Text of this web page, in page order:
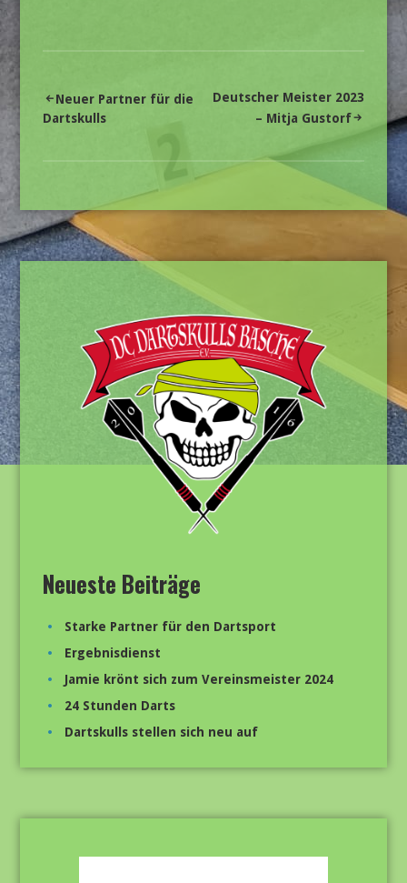
Beitragsnavigation
Neuer Partner für die
Dartskulls
Deutscher Meister 2023
– Mitja Gustorf
Neueste Beiträge
Starke Partner für den Dartsport
Ergebnisdienst
Jamie krönt sich zum Vereinsmeister 2024
24 Stunden Darts
Dartskulls stellen sich neu auf